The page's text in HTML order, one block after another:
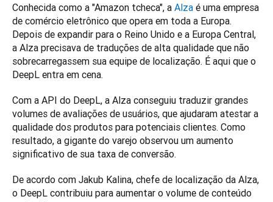
Conhecida como a "Amazon tcheca", a Alza é uma empresa
de comércio eletrônico que opera em toda a Europa.
Depois de expandir para o Reino Unido e a Europa Central,
a Alza precisava de traduções de alta qualidade que não
sobrecarregassem sua equipe de localização. É aqui que o
DeepL entra em cena.
Com a API do DeepL, a Alza conseguiu traduzir grandes
volumes de avaliações de usuários, que ajudaram atestar a
qualidade dos produtos para potenciais clientes. Como
resultado, a gigante do varejo observou um aumento
significativo de sua taxa de conversão.
De acordo com Jakub Kalina, chefe de localização da Alza,
o DeepL contribuiu para aumentar o volume de conteúdo